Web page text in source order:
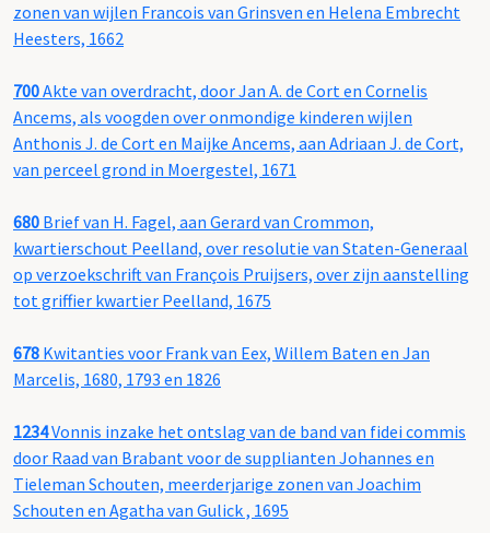
zonen van wijlen Francois van Grinsven en Helena Embrecht
Heesters, 1662
700Akte van overdracht, door Jan A. de Cort en Cornelis
Ancems, als voogden over onmondige kinderen wijlen
Anthonis J. de Cort en Maijke Ancems, aan Adriaan J. de Cort,
van perceel grond in Moergestel, 1671
680 Brief van H. Fagel, aan Gerard van Crommon,
kwartierschout Peelland, over resolutie van Staten-Generaal
op verzoekschrift van François Pruijsers, over zijn aanstelling
tot griffier kwartier Peelland, 1675
678 Kwitanties voor Frank van Eex, Willem Baten en Jan
Marcelis, 1680, 1793 en 1826
1234Vonnis inzake het ontslag van de band van fidei commis
door Raad van Brabant voor de supplianten Johannes en
Tieleman Schouten, meerderjarige zonen van Joachim
Schouten en Agatha van Gulick , 1695